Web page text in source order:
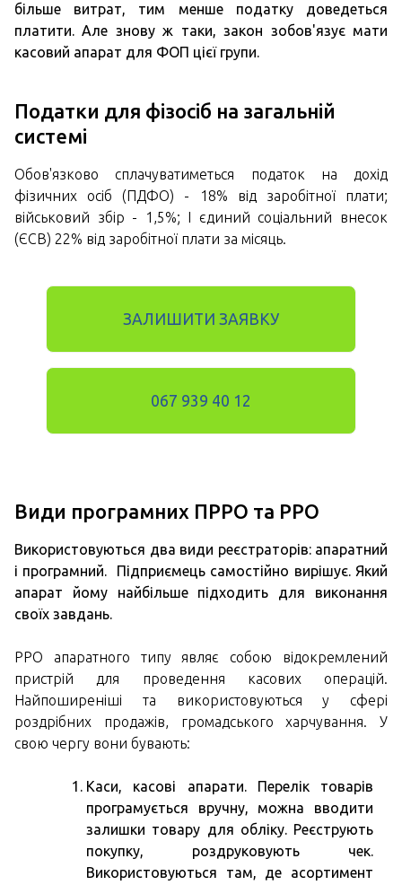
більше витрат, тим менше податку доведеться
платити. Але знову ж таки, закон зобов'язує мати
касовий апарат для ФОП цієї групи.
Податки для фізосіб на загальній
системі
Обов'язково сплачуватиметься податок на дохід
фізичних осіб (ПДФО) - 18% від заробітної плати;
військовий збір - 1,5%; І єдиний соціальний внесок
(ЄСВ) 22% від заробітної плати за місяць.
ЗАЛИШИТИ ЗАЯВКУ
067 939 40 12
Види програмних ПРРО та РРО
Використовуються два види реєстраторів: апаратний
і програмний. Підприємець самостійно вирішує. Який
апарат йому найбільше підходить для виконання
своїх завдань.
РРО апаратного типу являє собою відокремлений
пристрій для проведення касових операцій.
Найпоширеніші та використовуються у сфері
роздрібних продажів, громадського харчування. У
свою чергу вони бувають:
Каси, касові апарати. Перелік товарів
програмується вручну, можна вводити
залишки товару для обліку. Реєструють
покупку, роздруковують чек.
Використовуються там, де асортимент